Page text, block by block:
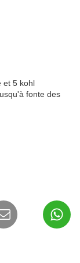
et 5 kohl
fonte des